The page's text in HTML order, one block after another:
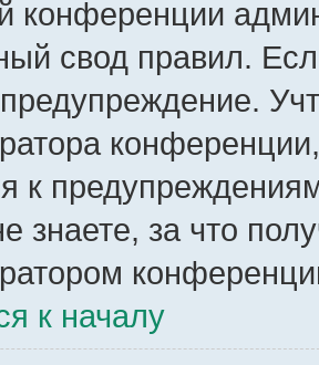
конференции
свод правил.
к
знаете, за что
к началу